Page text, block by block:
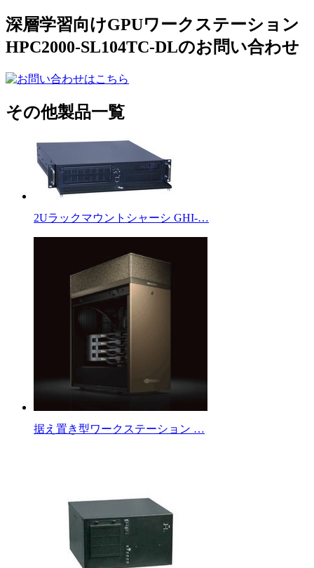
深層学習向けGPUワークステーション
HPC2000-SL104TC-DLのお問い合わせ
その他製品一覧
2Uラックマウントシャーシ GHI-…
据え置き型ワークステーション …